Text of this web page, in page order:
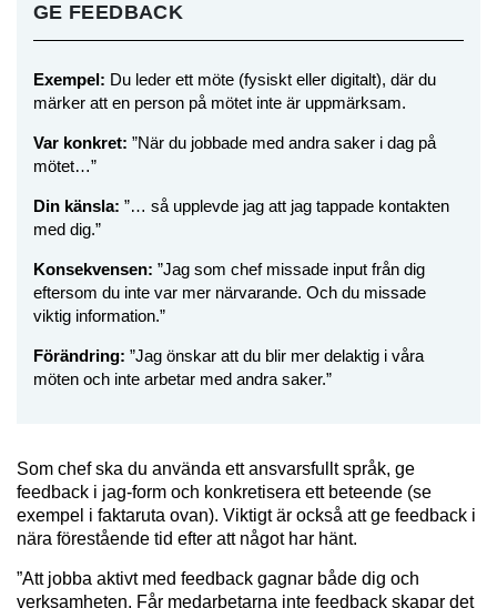
GE FEEDBACK
Exempel: Du leder ett möte (fysiskt eller digitalt), där du
märker att en person på mötet inte är uppmärksam.
Var konkret: ”När du jobbade med andra saker i dag på
mötet…”
Din känsla: ”… så upplevde jag att jag tappade kontakten
med dig.”
Konsekvensen: ”Jag som chef missade input från dig
eftersom du inte var mer närvarande. Och du missade
viktig information.”
Förändring: ”Jag önskar att du blir mer delaktig i våra
möten och inte arbetar med andra saker.”
Som chef ska du använda ett ansvarsfullt språk, ge
feedback i jag-form och konkretisera ett beteende (se
exempel i faktaruta ovan). Viktigt är också att ge feedback i
nära förestående tid efter att något har hänt.
”Att jobba aktivt med feedback gagnar både dig och
verksamheten. Får medarbetarna inte feedback skapar det